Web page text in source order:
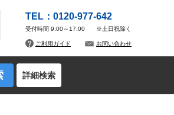
詳細検索
TEL：0120-977-642
受付時間 9:00～17:00 ※土日祝除く
ご利用ガイド お問い合わせ